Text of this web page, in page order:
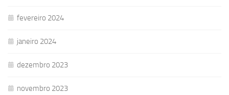
fevereiro 2024
janeiro 2024
dezembro 2023
novembro 2023